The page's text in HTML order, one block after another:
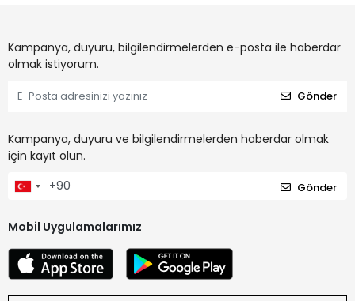
Kampanya, duyuru, bilgilendirmelerden e-posta ile haberdar
olmak istiyorum.
Gönder
Kampanya, duyuru ve bilgilendirmelerden haberdar olmak
için kayıt olun.
Gönder
Mobil Uygulamalarımız